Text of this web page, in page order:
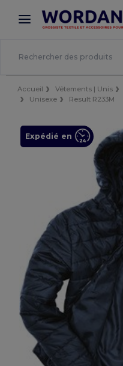
× Appli Wordans
Meilleurs prix sur
Accueil Vêtements | Unis
Unisexe
Result R233M
Expédié en